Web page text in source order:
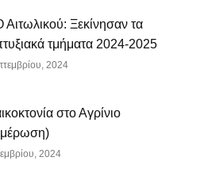
Αιτωλικού: Ξεκίνησαν τα
τμήματα 2024-2025
2024
στο Αγρίνιο
2024